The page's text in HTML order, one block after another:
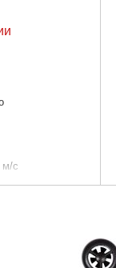
м/с
Температура